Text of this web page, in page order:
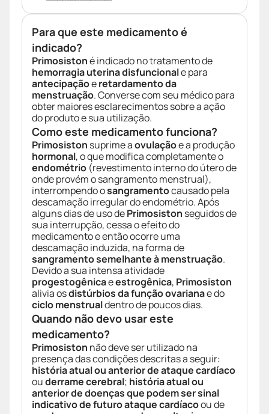
Para que este medicamento é
indicado?
Primosistoné indicado no tratamento de
hemorragia uterina disfuncionale para
antecipaçãoeretardamento da
menstruação. Converse com seu médico para
obter maiores esclarecimentos sobre a ação
do produto e sua utilização.
Como este medicamento funciona?
Primosiston suprime aovulaçãoe a produção
hormonal, o que modifica completamente o
endométrio (revestimento interno do útero de
onde provém o sangramento menstrual),
interrompendo osangramentocausado pela
descamação irregular do endométrio. Após
alguns dias de uso dePrimosiston seguidos de
sua interrupção, cessa o efeito do
medicamento e então ocorre uma
descamação induzida, na forma de
sangramento semelhante à menstruação.
Devido a sua intensa atividade
progestogênicaeestrogênica, Primosiston
alivia osdistúrbios da função ovarianae do
ciclo menstrualdentro de poucos dias.
Quando não devo usar este
medicamento?
Primosiston não deve ser utilizado na
presença das condições descritas a seguir:
história atual ou anterior de ataque cardíaco
ouderrame cerebral; história atual ou
anterior de doenças que podem ser sinal
indicativo de futuro ataque cardíacoou de